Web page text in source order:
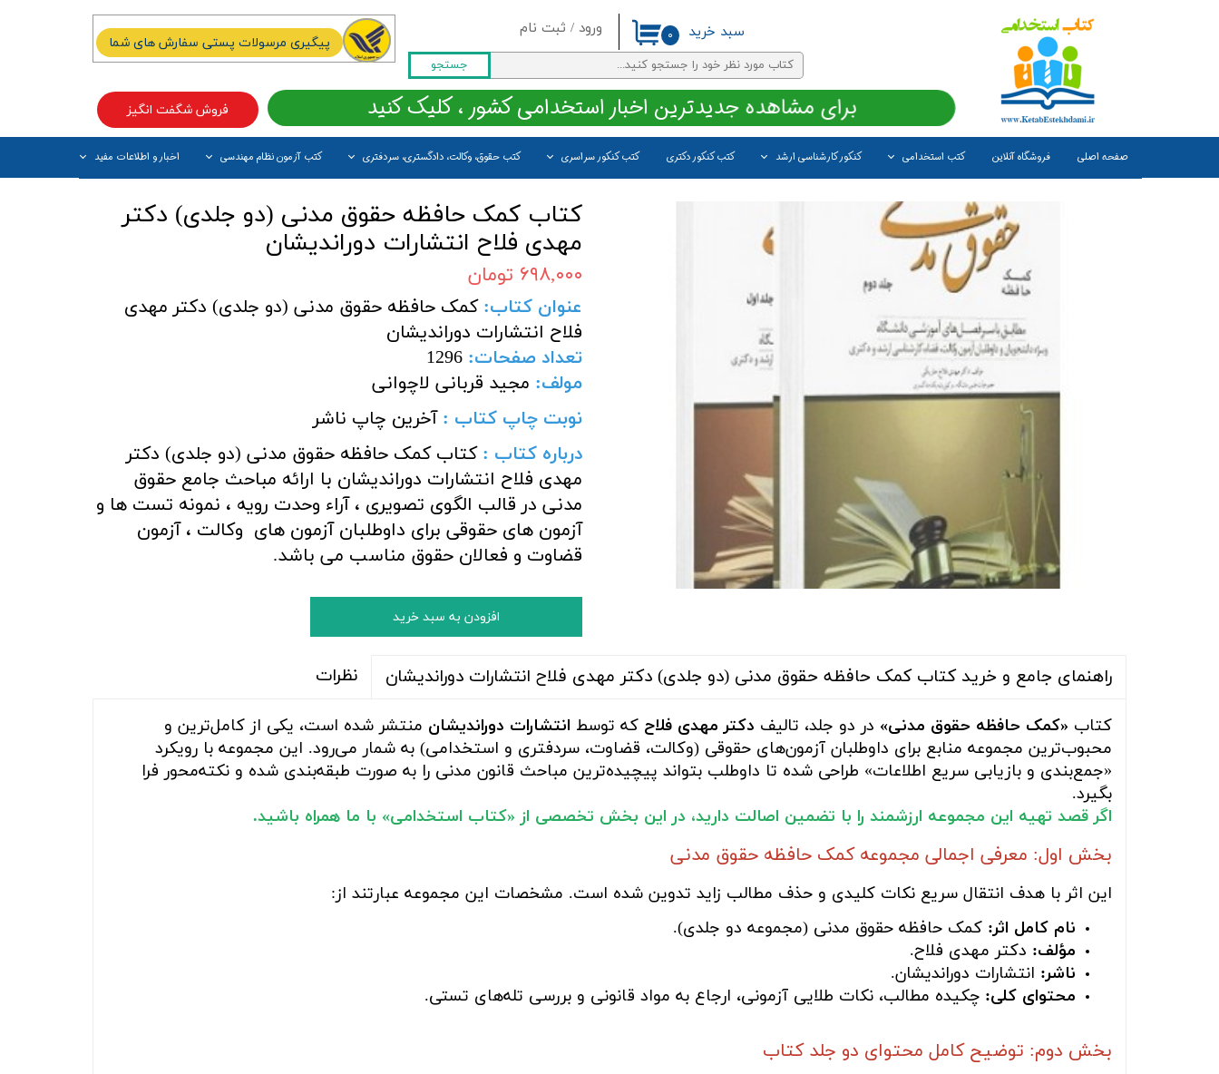
ورود / ثبت نام
حساب کاربری من
تغییر گذر واژه
سفارشات
خروج از حساب کاربری
جستجو
صفحه اصلی فروشگاه آنلاین کتب استخدامی کنکور کارشناسی ارشد کتب کنکور دکتری کتب کنکور سراسری کتب حقوق، وکالت، دادگستری، سردفتری کتب آزمون نظام مهندسی اخبار و اطلاعات مفید
۰ سبد خرید
فروش شگفت انگیز برای مشاهده جدیدترین اخبار استخدامی کشور ، کلیک کنید
پیگیری مرسولات پستی سفارش های شما
کتاب کمک حافظه حقوق مدنی (دو جلدی) دکتر
مهدی فلاح انتشارات دوراندیشان
۶۹۸,۰۰۰ تومان
عنوان کتاب:کمک حافظه حقوق مدنی (دو جلدی) دکتر مهدی
فلاح انتشارات دوراندیشان
تعداد صفحات:
1296
مولف: مجید قربانی لاچوانی
نوبت چاپ کتاب :آخرین چاپ ناشر
درباره کتاب :کتاب کمک حافظه حقوق مدنی (دو جلدی) دکتر
مهدی فلاح انتشارات دوراندیشان با ارائه مباحث جامع حقوق
مدنی در قالب الگوی تصویری ، آراء وحدت رویه ، نمونه تست ها و
آزمون های حقوقی برای داوطلبان آزمون های وکالت ، آزمون
قضاوت و فعالان حقوق مناسب می باشد.
افزودن به سبد خرید
راهنمای جامع و خرید کتاب کمک حافظه حقوق مدنی (دو جلدی) دکتر مهدی فلاح انتشارات دوراندیشان نظرات
کتاب «کمک حافظه حقوق مدنی» در دو جلد، تالیف دکتر مهدی فلاح که توسط انتشارات دوراندیشان منتشر شده است، یکی از کامل‌ترین و
محبوب‌ترین مجموعه منابع برای داوطلبان آزمون‌های حقوقی (وکالت، قضاوت، سردفتری و استخدامی) به شمار می‌رود. این مجموعه با رویکرد
«جمع‌بندی و بازیابی سریع اطلاعات» طراحی شده تا داوطلب بتواند پیچیده‌ترین مباحث قانون مدنی را به صورت طبقه‌بندی شده و نکته‌محور فرا
بگیرد.
اگر قصد تهیه این مجموعه ارزشمند را با تضمین اصالت دارید، در این بخش تخصصی از «کتاب استخدامی» با ما همراه باشید.
بخش اول: معرفی اجمالی مجموعه کمک حافظه حقوق مدنی
این اثر با هدف انتقال سریع نکات کلیدی و حذف مطالب زاید تدوین شده است. مشخصات این مجموعه عبارتند از:
نام کامل اثر: کمک حافظه حقوق مدنی (مجموعه دو جلدی).
مؤلف: دکتر مهدی فلاح.
ناشر: انتشارات دوراندیشان.
محتوای کلی: چکیده مطالب، نکات طلایی آزمونی، ارجاع به مواد قانونی و بررسی تله‌های تستی.
بخش دوم: توضیح کامل محتوای دو جلد کتاب